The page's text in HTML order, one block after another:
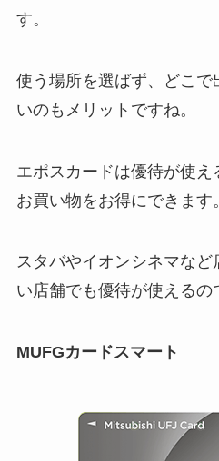
す。
使う場所を選ばず、どこで
いのもメリットですね。
エポスカードは優待が使
お買い物をお得にできます。
スタバやイオンシネマな
い店舗でも優待が使えるの
MUFGカードスマート